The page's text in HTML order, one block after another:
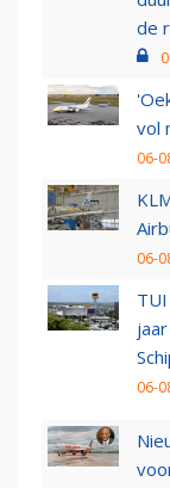
de
vol
06-
06-
06-